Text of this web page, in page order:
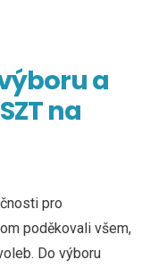
a
na
pro
poděkovali všem,
Do výboru